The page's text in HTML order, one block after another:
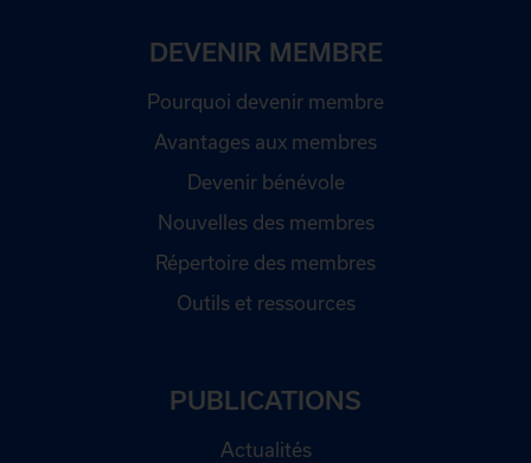
DEVENIR MEMBRE
Pourquoi devenir membre
Avantages aux membres
Devenir bénévole
Nouvelles des membres
Répertoire des membres
Outils et ressources
PUBLICATIONS
Actualités